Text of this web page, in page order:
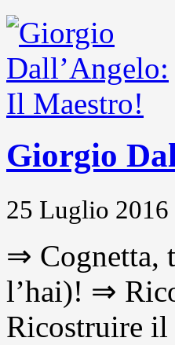
Giorgio
25 Luglio 2016
⇒ Cognetta,
l’hai)! ⇒
Ricostruire il